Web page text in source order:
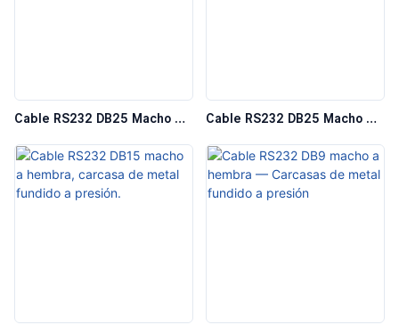
Cable RS232 DB25 Macho A
Metal Fundido A Presión
Cable RS232 DB25 Macho A
Fundido A Presión